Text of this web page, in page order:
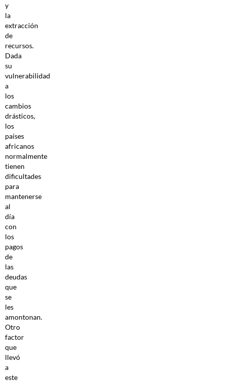
y
la
extracción
de
recursos.
Dada
su
vulnerabilidad
a
los
cambios
drásticos,
los
países
africanos
normalmente
tienen
dificultades
para
mantenerse
al
día
con
los
pagos
de
las
deudas
que
se
les
amontonan.
Otro
factor
que
llevó
a
este